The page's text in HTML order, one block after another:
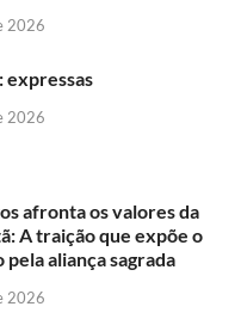
2026
expressas
2026
afronta os valores da
A traição que expõe o
aliança sagrada
2026